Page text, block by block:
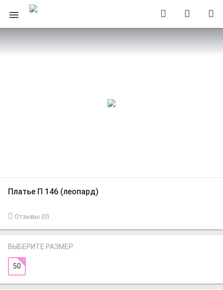
Платье П 146 (леопард)
Отзывы (0)
ВЫБЕРИТЕ РАЗМЕР:
50